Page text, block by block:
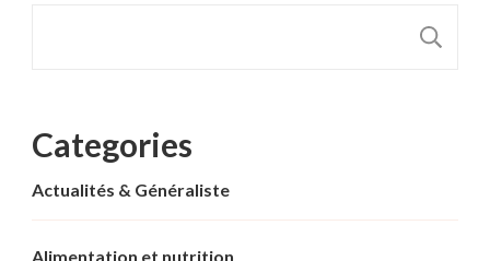
Categories
Actualités & Généraliste
Alimentation et nutrition